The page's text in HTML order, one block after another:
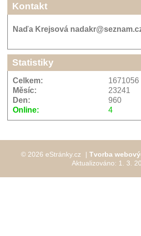
Kontakt
Naďa Krejsová
Statistiky
Online: 4
Celkem:
1671056
Měsíc:
23241
Den:
960
© 2026 eStránky.cz | Tvorba
Aktualizováno: 1. 3.